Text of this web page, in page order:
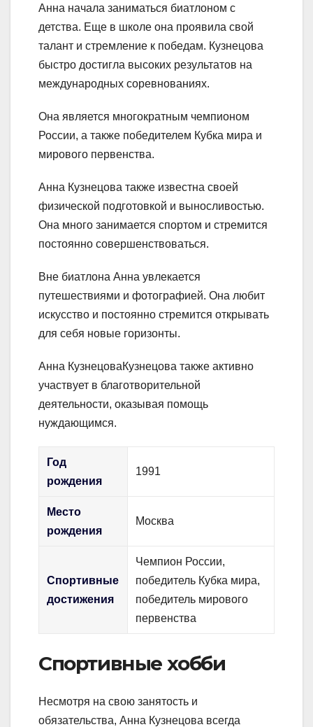
Анна начала заниматься биатлоном с
детства. Еще в школе она проявила свой
талант и стремление к победам. Кузнецова
быстро достигла высоких результатов на
международных соревнованиях.
Она является многократным чемпионом
России, а также победителем Кубка мира и
мирового первенства.
Анна Кузнецова также известна своей
физической подготовкой и выносливостью.
Она много занимается спортом и стремится
постоянно совершенствоваться.
Вне биатлона Анна увлекается
путешествиями и фотографией. Она любит
искусство и постоянно стремится открывать
для себя новые горизонты.
Анна КузнецоваКузнецова также активно
участвует в благотворительной
деятельности, оказывая помощь
нуждающимся.
Год
рождения
1991
Место
рождения
Москва
Спортивные
достижения
Чемпион России,
победитель Кубка мира,
победитель мирового
первенства
Спортивные хобби
Несмотря на свою занятость и
обязательства, Анна Кузнецова всегда